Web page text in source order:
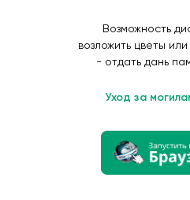
Возможность
возложить цветы или
- отдать дань
Уход за